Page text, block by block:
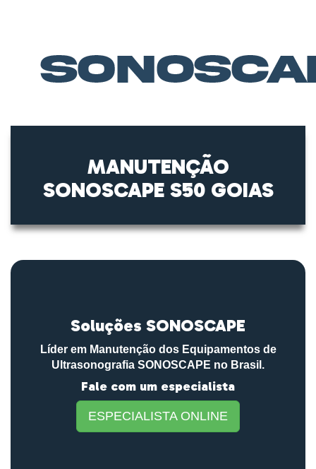
MANUTENÇÃO
SONOSCAPE S50 GOIAS
Soluções SONOSCAPE
Líder em Manutenção dos Equipamentos de
Ultrasonografia SONOSCAPE no Brasil.
Fale com um especialista
ESPECIALISTA ONLINE